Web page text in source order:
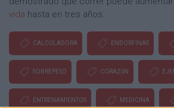
vida hasta en tres años.
CALCULADORA ENDORFINAS
SOBREPESO CORAZóN
ENTRENAMIENTOS MEDICINA